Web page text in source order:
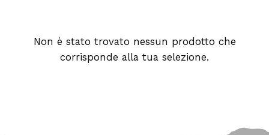
Non è stato trovato nessun prodotto che
corrisponde alla tua selezione.